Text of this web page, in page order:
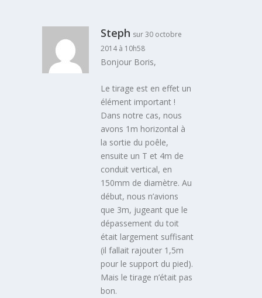
Steph sur 30 octobre
2014 à 10h58
Bonjour Boris,
Le tirage est en effet un
élément important !
Dans notre cas, nous
avons 1m horizontal à
la sortie du poêle,
ensuite un T et 4m de
conduit vertical, en
150mm de diamètre. Au
début, nous n’avions
que 3m, jugeant que le
dépassement du toit
était largement suffisant
(il fallait rajouter 1,5m
pour le support du pied).
Mais le tirage n’était pas
bon.